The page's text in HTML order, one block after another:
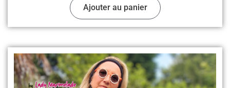
Ajouter au panier